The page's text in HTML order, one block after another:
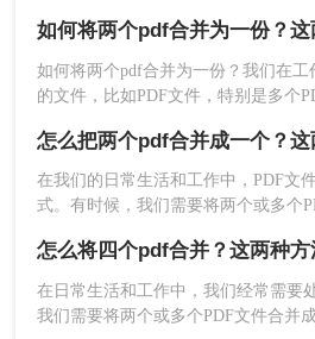
合并免费的方法介绍，让您能够轻松
如何将两个pdf合并为一份？
如何将两个pdf合并为一份？我们在
的文件，比如PDF文件，特别是多个
找到相关的方法。最后，我们不能达
们来看看pdf合并的方法。
在我们的日常生活和工作中，PDF文
式。有时候，我们需要将两个或多个
储空间的使用。下面将介绍几种常用
个方法。
在日常生活和工作中，我们经常需要
我们需要将两个或多个PDF文件合并